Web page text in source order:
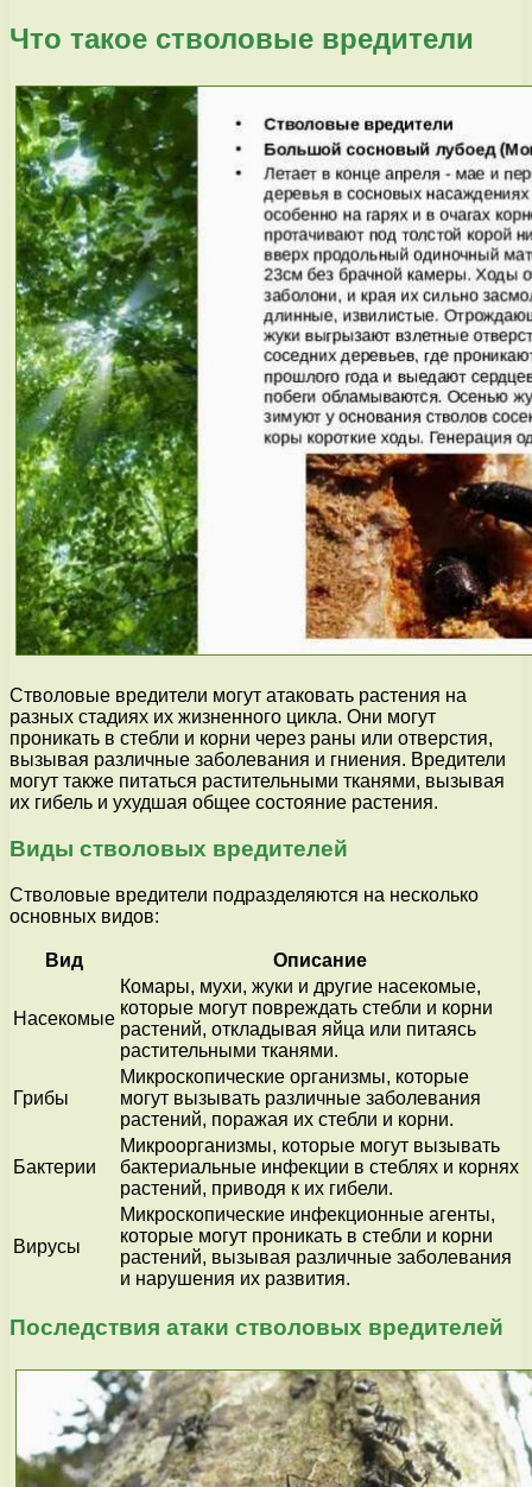
Что такое стволовые вредители
Стволовые вредители могут атаковать растения на
разных стадиях их жизненного цикла. Они могут
проникать в стебли и корни через раны или отверстия,
вызывая различные заболевания и гниения. Вредители
могут также питаться растительными тканями, вызывая
их гибель и ухудшая общее состояние растения.
Виды стволовых вредителей
Стволовые вредители подразделяются на несколько
основных видов:
Вид Описание
Насекомые
Комары, мухи, жуки и другие насекомые,
которые могут повреждать стебли и корни
растений, откладывая яйца или питаясь
растительными тканями.
Грибы
Микроскопические организмы, которые
могут вызывать различные заболевания
растений, поражая их стебли и корни.
Бактерии
Микроорганизмы, которые могут вызывать
бактериальные инфекции в стеблях и корнях
растений, приводя к их гибели.
Вирусы
Микроскопические инфекционные агенты,
которые могут проникать в стебли и корни
растений, вызывая различные заболевания
и нарушения их развития.
Последствия атаки стволовых вредителей